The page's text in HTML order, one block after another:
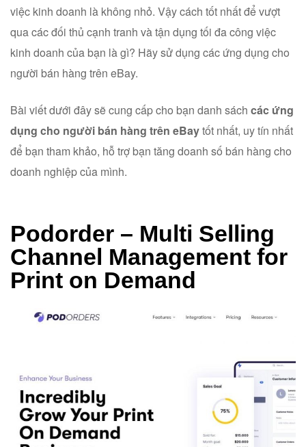
việc kinh doanh là không nhỏ. Vậy cách tốt nhất để vượt
qua các đối thủ cạnh tranh và tận dụng tối đa công việc
kinh doanh của bạn là gì? Hãy sử dụng các ứng dụng cho
người bán hàng trên eBay.
Bài viết dưới đây sẽ cung cấp cho bạn danh sách các ứng
dụng cho người bán hàng trên eBaytốt nhất, uy tín nhất
để bạn tham khảo, hỗ trợ bạn tăng doanh số bán hàng cho
doanh nghiệp của mình.
Podorder – Multi Selling
Channel Management for
Print on Demand